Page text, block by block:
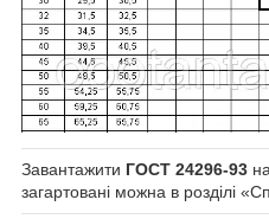
Завантажити ГОСТ 24296-93
загартовані можна в розділі